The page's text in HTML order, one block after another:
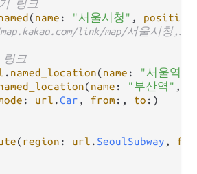
링크
(name : "서울시청" , position
link/map/서울시청
크
. named_location(name : "서울역"
(name : "부산역" ,
: url .Car , from :, to :)
(region : url . SeoulSubway ,